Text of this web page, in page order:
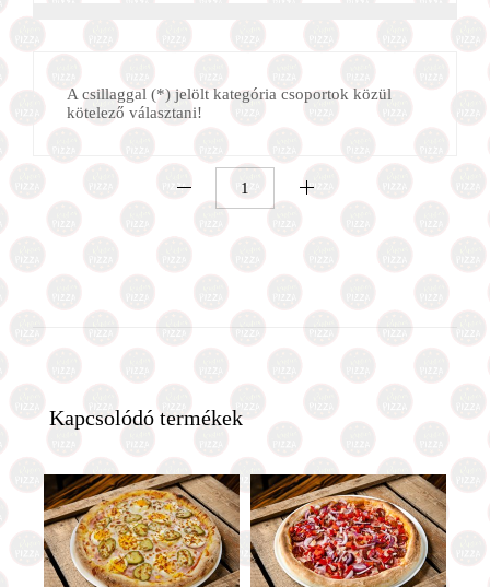
A csillaggal (*) jelölt kategória csoportok közül
kötelező választani!
Kapcsolódó termékek